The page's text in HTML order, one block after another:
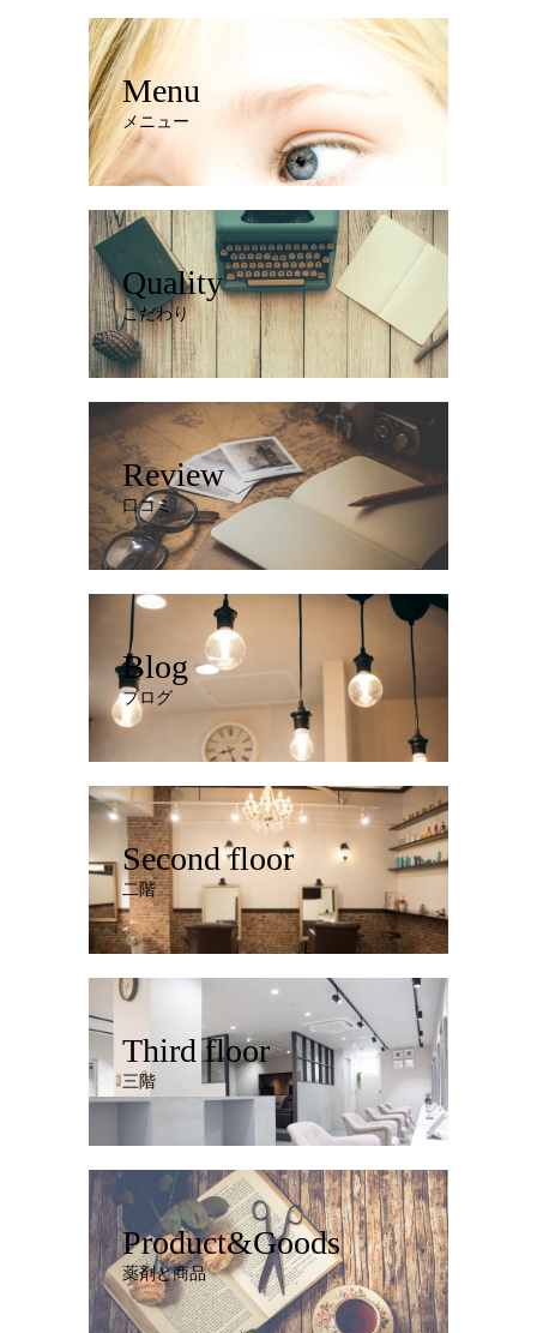
Menu
メニュー
Quality
こだわり
Review
口コミ
Blog
ブログ
Second floor
二階
Third floor
三階
Product&Goods
薬剤と商品